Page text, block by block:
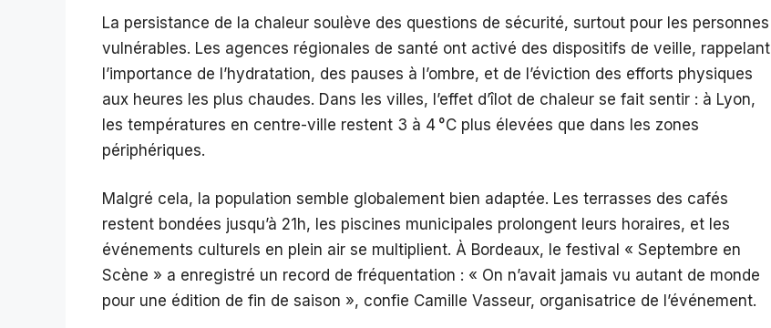
La persistance de la chaleur soulève des questions de sécurité, surtout pour les personnes
vulnérables. Les agences régionales de santé ont activé des dispositifs de veille, rappelant
l’importance de l’hydratation, des pauses à l’ombre, et de l’éviction des efforts physiques
aux heures les plus chaudes. Dans les villes, l’effet d’îlot de chaleur se fait sentir : à Lyon,
les températures en centre-ville restent 3 à 4 °C plus élevées que dans les zones
périphériques.
Malgré cela, la population semble globalement bien adaptée. Les terrasses des cafés
restent bondées jusqu’à 21h, les piscines municipales prolongent leurs horaires, et les
événements culturels en plein air se multiplient. À Bordeaux, le festival « Septembre en
Scène » a enregistré un record de fréquentation : « On n’avait jamais vu autant de monde
pour une édition de fin de saison », confie Camille Vasseur, organisatrice de l’événement.